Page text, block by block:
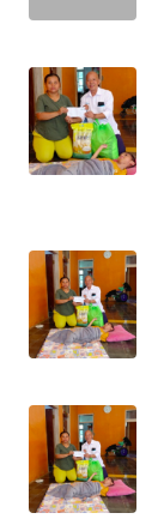
WN
TINGGI
WN
PAKPAK
KARAWANG
WN
BEKASI
WN
BOGOR
WN
DEPOK